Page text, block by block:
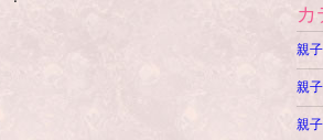
カ
親
親
親